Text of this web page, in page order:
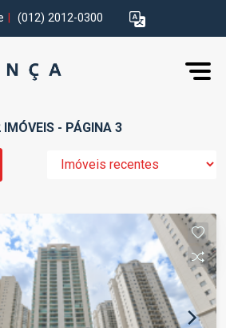
(012) 2012-0300
- PÁGINA 3